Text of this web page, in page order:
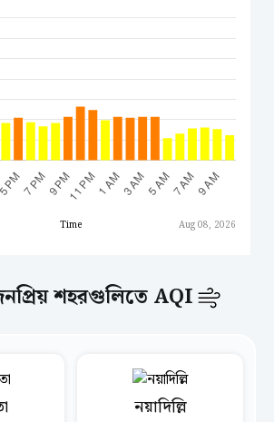
Time Aug 08, 2026
শহরগুলিতে AQI
নয়াদিল্লি